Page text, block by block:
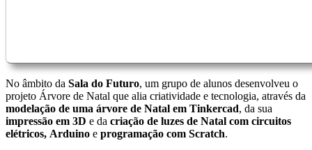
No âmbito da Sala do Futuro, um grupo de alunos desenvolveu o
projeto Árvore de Natal que alia criatividade e tecnologia, através da
modelação de uma árvore de Natal em Tinkercad, da sua
impressão em 3D e da criação de luzes de Natal com circuitos
elétricos, Arduino e programação com Scratch.